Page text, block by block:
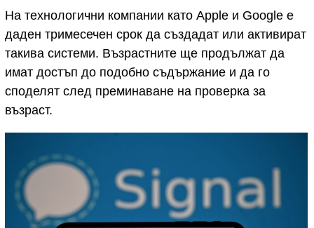
На технологични компании като Apple и Google е
даден тримесечен срок да създадат или активират
такива системи. Възрастните ще продължат да
имат достъп до подобно съдържание и да го
споделят след преминаване на проверка за
възраст.